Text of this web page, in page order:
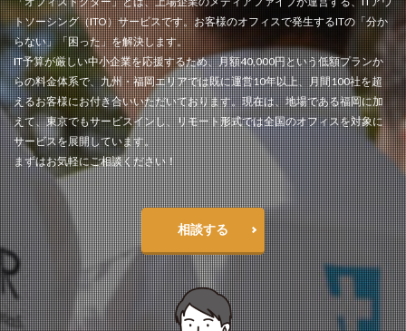
トソーシング（ITO）サービスです。お客様のオフィスで発生するITの「分か
らない」「困った」を解決します。
IT予算が厳しい中小企業を応援するため、月額40,000円という低額プランか
らの料金体系で、九州・福岡エリアでは既に運営10年以上、月間100社を超
えるお客様にお付き合いいただいております。現在は、地場である福岡に加
えて、東京でもサービスインし、リモート形式では全国のオフィスを対象に
サービスを展開しています。
まずはお気軽にご相談ください！
相談する